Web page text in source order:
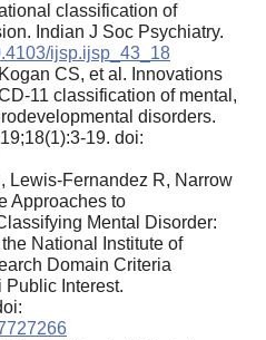
classification of
Indian J Soc Psychiatry.
ijsp.ijsp_43_18
CS, et al. Innovations
11 classification of mental,
disorders.
19. doi:
Lewis-Fernandez R, Narrow
Approaches to
Mental Disorder:
National Institute of
Domain Criteria
Public Interest.